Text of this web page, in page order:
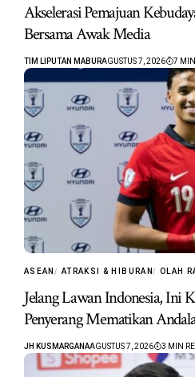
Akselerasi Pemajuan
Bersama Awak Media
TIM LIPUTAN MABURAGUSTUS 7, 2026 7
ASEAN ATRAKSI & HIBURAN OLAH
Jelang Lawan Indonesia, Ini
Penyerang Mematikan
JH KUSMARGANAAGUSTUS 7, 2026 3 MIN